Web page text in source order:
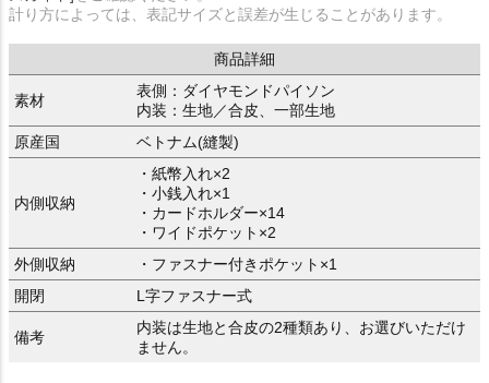
計り方によっては、表記サイズと誤差が生じることがあります。
商品詳細
素材
表側：ダイヤモンドパイソン
内装：生地／合皮、一部生地
原産国
ベトナム(縫製)
内側収納
・紙幣入れ×2
・小銭入れ×1
・カードホルダー×14
・ワイドポケット×2
外側収納
・ファスナー付きポケット×1
開閉
L字ファスナー式
備考
内装は生地と合皮の2種類あり、お選びいただけ
ません。